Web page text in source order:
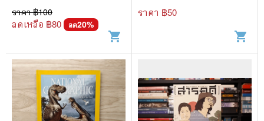
ราคา ฿100
ลดเหลือ ฿80 ลด20%
shopping_cart
ราคา ฿50
shopping_cart